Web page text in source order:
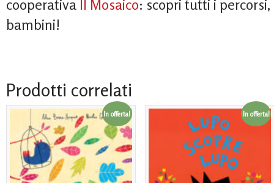
cooperativa Il Mosaico: scopri tutti i
bambini!
Prodotti correlati
In offerta! In offerta!